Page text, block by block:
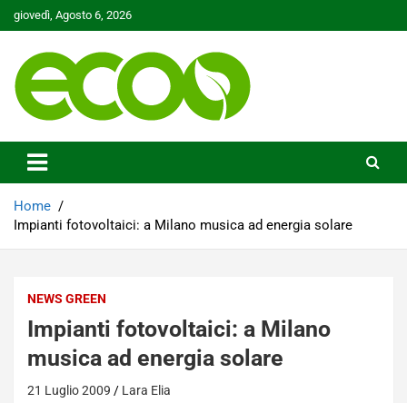
Skip
to
giovedì, Agosto 6, 2026
Ecoo.it
Home
Impianti fotovoltaici: a Milano musica ad energia solare
NEWS GREEN
Impianti fotovoltaici: a Milano
musica ad energia solare
21 Luglio 2009 Lara Elia